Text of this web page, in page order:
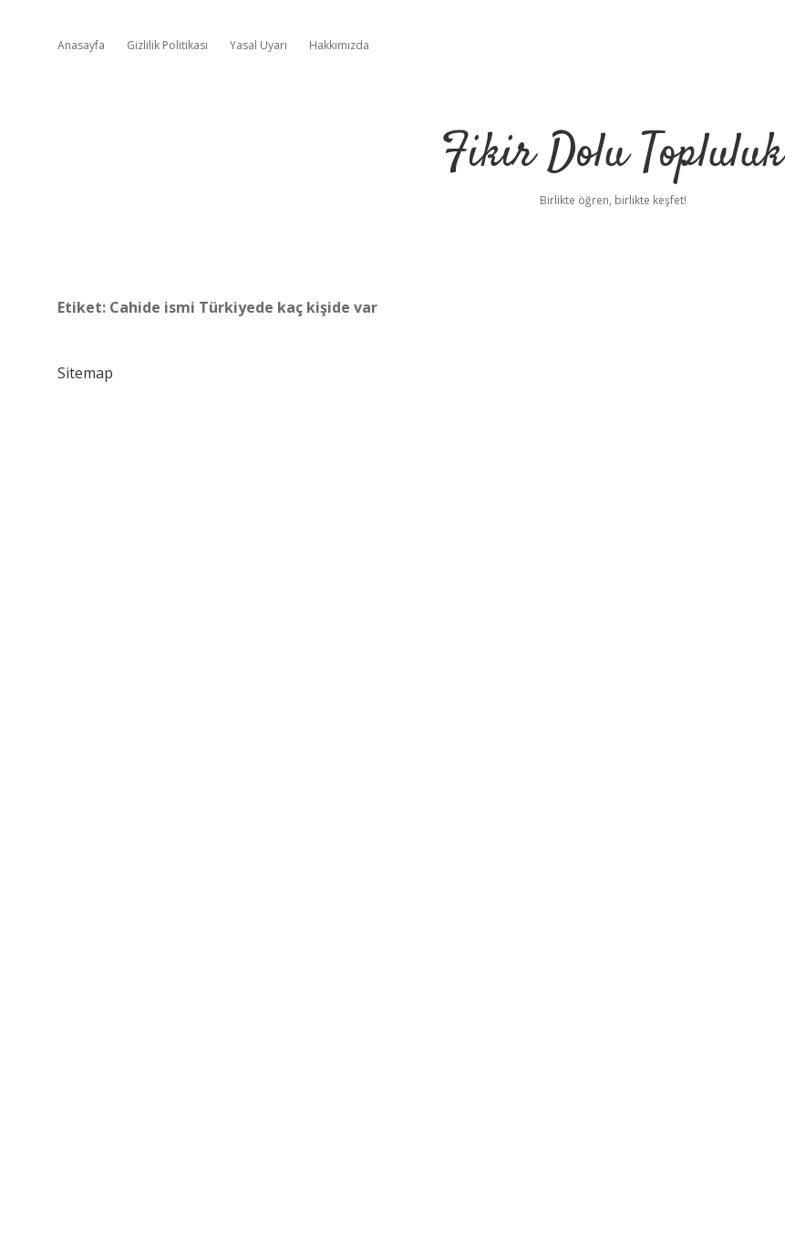
Anasayfa Gizlilik Politikası Yasal Uyarı Hakkımızda
Fikir Dolu Topluluk
Birlikte öğren, birlikte keşfet!
Etiket: Cahide ismi Türkiyede kaç kişide var
Sitemap